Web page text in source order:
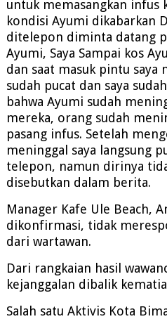
untuk memasangkan infus
kondisi Ayumi dikabarkan
ditelepon diminta datang
Ayumi, Saya Sampai kos
dan saat masuk pintu saya
sudah pucat dan saya
bahwa Ayumi sudah
mereka, orang sudah
pasang infus. Setelah
meninggal saya langsung
telepon, namun dirinya
disebutkan dalam berita.
Manager Kafe Ule Beach,
dikonfirmasi, tidak
dari wartawan.
Dari rangkaian hasil
kejanggalan dibalik
Salah satu Aktivis Kota